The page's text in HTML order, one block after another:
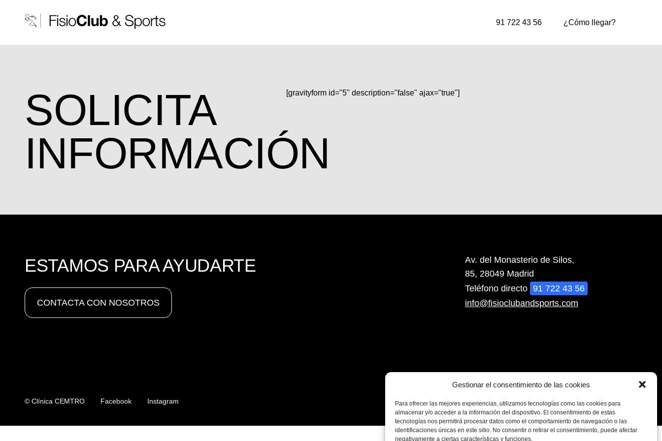
Gestionar el consentimiento de las cookies
Para ofrecer las mejores experiencias, utilizamos tecnologías como las cookies para
almacenar y/o acceder a la información del dispositivo. El consentimiento de estas
tecnologías nos permitirá procesar datos como el comportamiento de navegación o las
identificaciones únicas en este sitio. No consentir o retirar el consentimiento, puede afectar
negativamente a ciertas características y funciones.
91 722 43 56 ¿Cómo llegar?
SOLICITA
INFORMACIÓN
[gravityform id="5" description="false" ajax="true"]
ESTAMOS PARA AYUDARTE
CONTACTA CON NOSOTROS
Av. del Monasterio de Silos,
85, 28049 Madrid
Teléfono directo 91 722 43 56
info@fisioclubandsports.com
© Clínica CEMTRO Facebook Instagram Aviso Legal Política de privacidad Política de cookies